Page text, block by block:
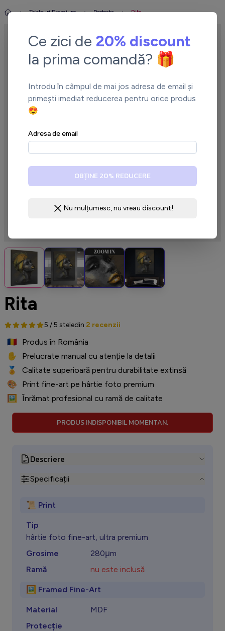
Tablouri Premium Portrete Rita
Rita
5 / 5 steledin 2 recenzii
🇷🇴
️ Produs în România
✋
️ Prelucrate manual cu atenție la detalii
🏅
️ Calitate superioară pentru durabilitate extinsă
🎨
️ Print fine-art pe hârtie foto premium
🖼️
️ Înrămat profesional cu ramă de calitate
PRODUS INDISPONIBIL MOMENTAN.
Descriere
Specificații
📜 Print
Tip
hârtie foto fine-art, ultra premium
Grosime
280μm
Ramă
nu este inclusă
🖼️ Framed Fine-Art
Material
MDF
Protecţie
Ce zici de 20% discount
la prima comandă? 🎁
Introdu în câmpul de mai jos adresa de email și
primești imediat reducerea pentru orice produs
😍
Adresa de email
OBȚINE 20% REDUCERE
Nu mulțumesc, nu vreau discount!